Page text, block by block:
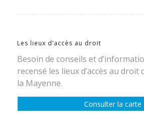
Les lieux d’accès au droit
Besoin de conseils et
recensé les lieux d’accès au
la Mayenne.
Consulter la carte